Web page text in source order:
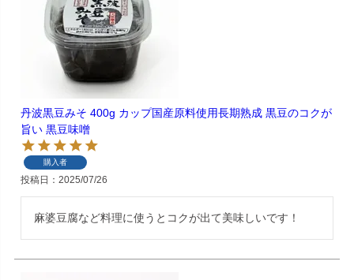
丹波黒豆みそ 400g カップ国産原料使用長期熟成 黒豆のコクが
旨い 黒豆味噌
購入者
投稿日 2025/07/26
麻婆豆腐など料理に使うとコクが出て美味しいです！